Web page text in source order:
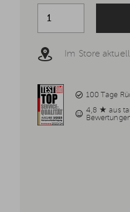
Im Store
100 Tage
4,8 ★ aus